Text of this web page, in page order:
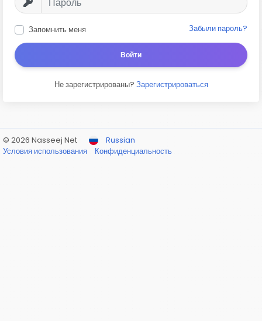
Запомнить меня Забыли пароль?
Войти
Не зарегистрированы? Зарегистрироваться
© 2026 Nasseej Net
Russian
Условия использования
Конфиденциальность